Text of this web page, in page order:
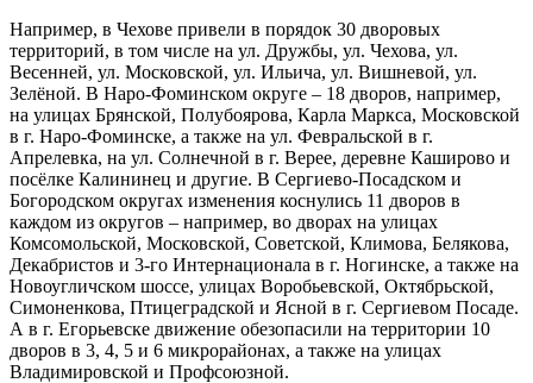
Например, в Чехове привели в порядок 30 дворовых
территорий, в том числе на ул. Дружбы, ул. Чехова, ул.
Весенней, ул. Московской, ул. Ильича, ул. Вишневой, ул.
Зелёной. В Наро-Фоминском округе – 18 дворов, например,
на улицах Брянской, Полубоярова, Карла Маркса, Московской
в г. Наро-Фоминске, а также на ул. Февральской в г.
Апрелевка, на ул. Солнечной в г. Верее, деревне Каширово и
посёлке Калининец и другие. В Сергиево-Посадском и
Богородском округах изменения коснулись 11 дворов в
каждом из округов – например, во дворах на улицах
Комсомольской, Московской, Советской, Климова, Белякова,
Декабристов и 3-го Интернационала в г. Ногинске, а также на
Новоугличском шоссе, улицах Воробьевской, Октябрьской,
Симоненкова, Птицеградской и Ясной в г. Сергиевом Посаде.
А в г. Егорьевске движение обезопасили на территории 10
дворов в 3, 4, 5 и 6 микрорайонах, а также на улицах
Владимировской и Профсоюзной.